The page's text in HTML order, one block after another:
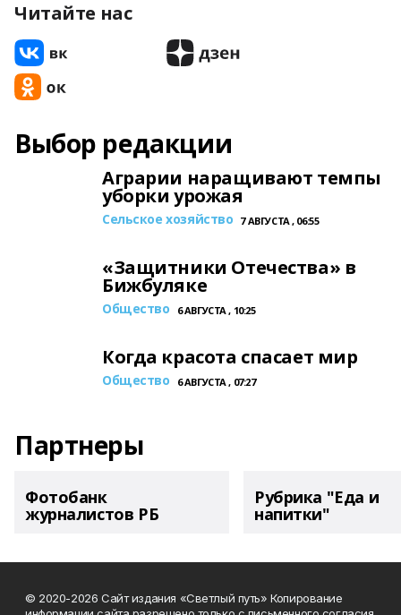
Читайте нас
Выбор редакции
Аграрии наращивают темпы
уборки урожая
Сельское хозяйство 7 АВГУСТА , 06:55
«Защитники Отечества» в
Бижбуляке
Общество 6 АВГУСТА , 10:25
Когда красота спасает мир
Общество 6 АВГУСТА , 07:27
Партнеры
Фотобанк
журналистов РБ
Рубрика "Еда и
напитки"
© 2020-2026 Сайт издания «Светлый путь» Копирование